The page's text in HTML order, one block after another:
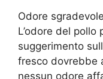
Odore sgradevole
L’odore del pollo
suggerimento
fresco dovrebbe
nessun odore